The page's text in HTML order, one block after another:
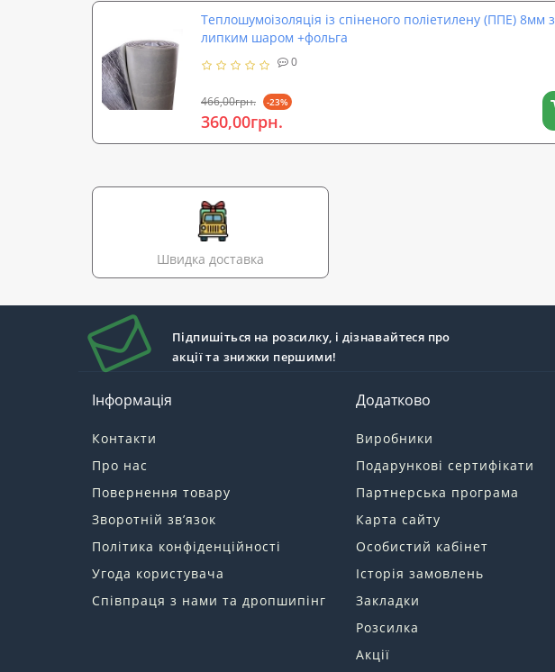
Теплошумоізоляція із спіненого поліетилену (ППЕ) 8мм з
липким шаром +фольга
0
466,00грн. -23%
360,00грн.
Швидка доставка
Підпишіться на розсилку, і дізнавайтеся про
акції та знижки першими!
Інформація
Контакти
Про нас
Повернення товару
Зворотній зв’язок
Політика конфіденційності
Угода користувача
Співпраця з нами та дропшипінг
Додатково
Виробники
Подарункові сертифікати
Партнерська програма
Карта сайту
Особистий кабінет
Історія замовлень
Закладки
Розсилка
Акції